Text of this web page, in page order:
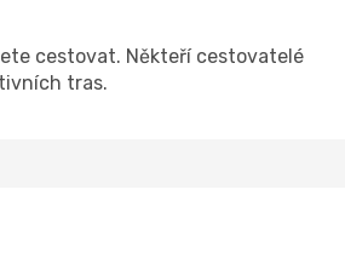
cestovat. Někteří cestovatelé
tras.